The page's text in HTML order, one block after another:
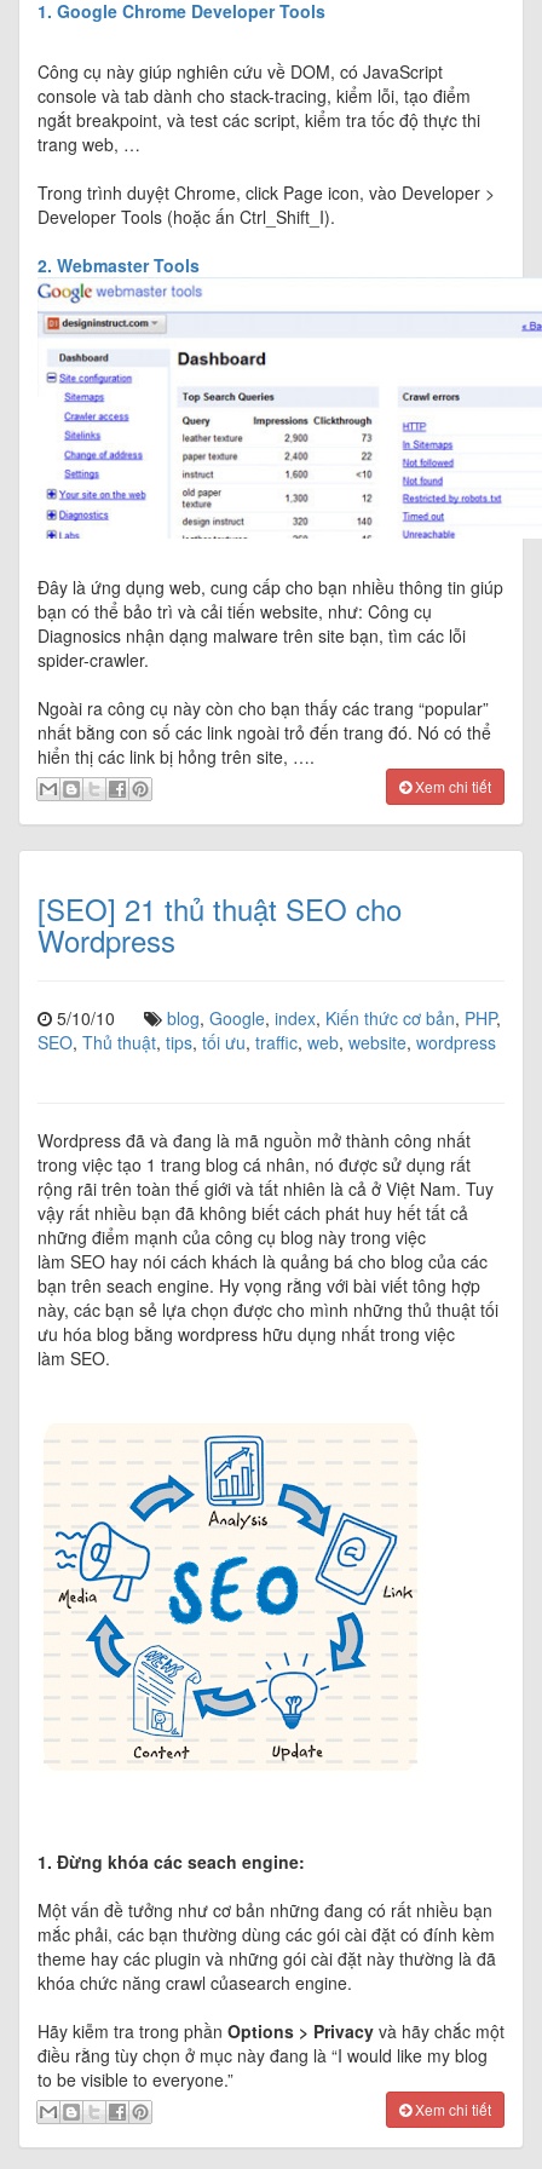
1. Google Chrome Developer Tools
Công cụ này giúp nghiên cứu về DOM, có JavaScript
console và tab dành cho stack-tracing, kiểm lỗi, tạo điểm
ngắt breakpoint, và test các script, kiểm tra tốc độ thực thi
trang web, …
Trong trình duyệt Chrome, click Page icon, vào Developer >
Developer Tools (hoặc ấn Ctrl_Shift_I).
2. Webmaster Tools
Đây là ứng dụng web, cung cấp cho bạn nhiều thông tin giúp
bạn có thể bảo trì và cải tiến website, như: Công cụ
Diagnosics nhận dạng malware trên site bạn, tìm các lỗi
spider-crawler.
Ngoài ra công cụ này còn cho bạn thấy các trang “popular”
nhất bằng con số các link ngoài trỏ đến trang đó. Nó có thể
hiển thị các link bị hỏng trên site, ….
Xem chi tiết
[SEO] 21 thủ thuật SEO cho
Wordpress
5/10/10 blog, Google, index, Kiến thức cơ bản, PHP,
SEO, Thủ thuật, tips, tối ưu, traffic, web, website, wordpress
Wordpress đã và đang là mã nguồn mở thành công nhất
trong việc tạo 1 trang blog cá nhân, nó được sử dụng rất
rộng rãi trên toàn thế giới và tất nhiên là cả ở Việt Nam. Tuy
vậy rất nhiều bạn đã không biết cách phát huy hết tất cả
những điểm mạnh của công cụ blog này trong việc
làm SEO hay nói cách khách là quảng bá cho blog của các
bạn trên seach engine. Hy vọng rằng với bài viết tông hợp
này, các bạn sẻ lựa chọn được cho mình những thủ thuật tối
ưu hóa blog bằng wordpress hữu dụng nhất trong việc
làm SEO.
1. Đừng khóa các seach engine:
Một vấn đề tưởng như cơ bản những đang có rất nhiều bạn
mắc phải, các bạn thường dùng các gói cài đặt có đính kèm
theme hay các plugin và những gói cài đặt này thường là đã
khóa chức năng crawl củasearch engine.
Hãy kiễm tra trong phần Options > Privacy và hãy chắc một
điều rằng tùy chọn ở mục này đang là “I would like my blog
to be visible to everyone.”
Xem chi tiết